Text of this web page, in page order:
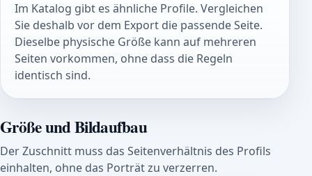
Im Katalog gibt es ähnliche Profile. Vergleichen
Sie deshalb vor dem Export die passende Seite.
Dieselbe physische Größe kann auf mehreren
Seiten vorkommen, ohne dass die Regeln
identisch sind.
Größe und Bildaufbau
Der Zuschnitt muss das Seitenverhältnis des Profils
einhalten, ohne das Porträt zu verzerren.